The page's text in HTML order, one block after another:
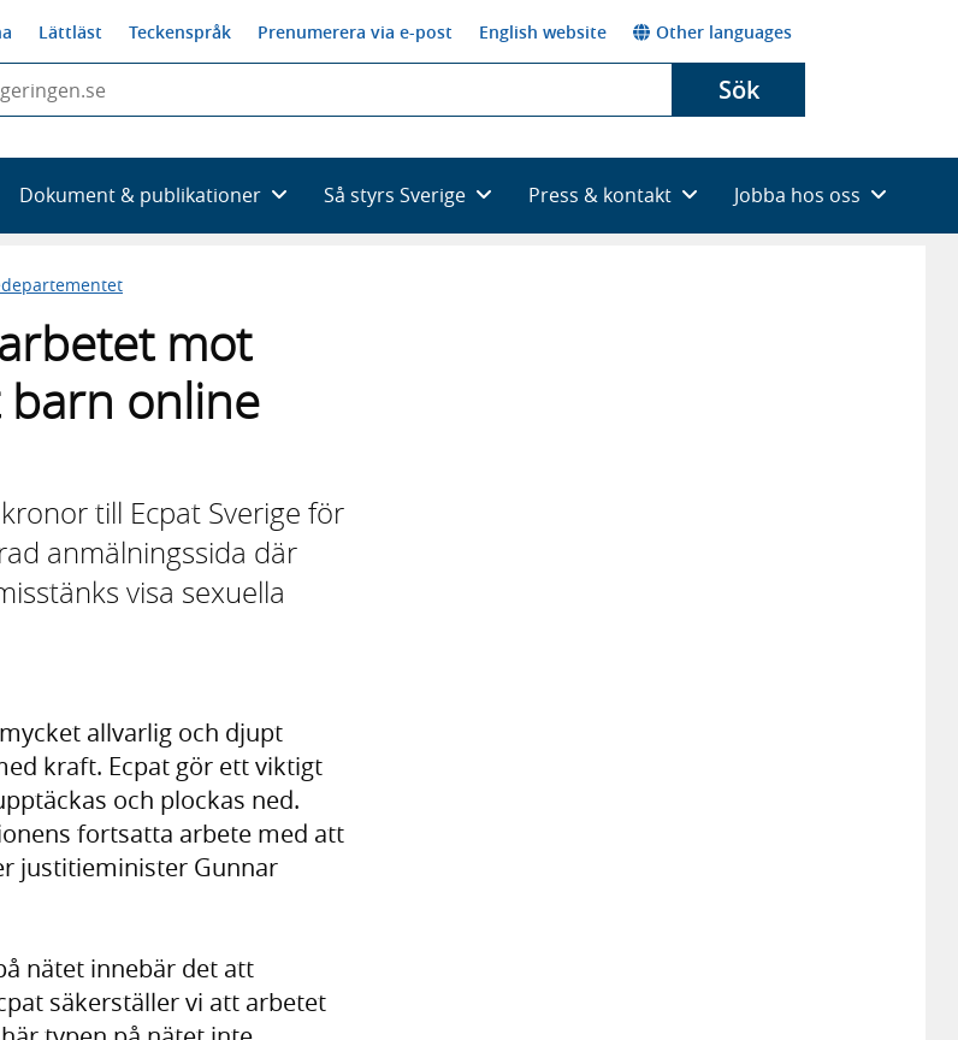
Lättläst Teckenspråk Prenumerera via e-post English website Other languages
Sök
Dokument & publikationer Så styrs Sverige Press & kontakt Jobba hos oss
mot
online
till Ecpat Sverige för
anmälningssida där
visa sexuella
allvarlig och djupt
kraft. Ecpat gör ett viktigt
och plockas ned.
fortsatta arbete med att
justitieminister Gunnar
nätet innebär det att
säkerställer vi att arbetet